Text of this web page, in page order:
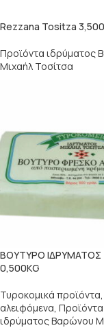
Rezzana Tositza
Προϊόντα ιδρύματος
Μιχαήλ Τοσίτσα
ΒΟΥΤΥΡΟ ΙΔΡΥΜΑΤΟΣ
0,500KG
Τυροκομικά προϊόντα,
αλειφόμενα, Προϊόντα
ιδρύματος Βαρώνου